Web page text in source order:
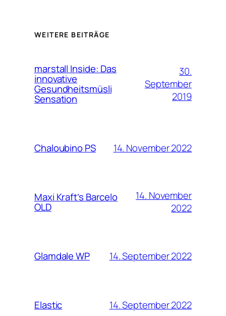
WEITERE BEITRÄGE
marstall Inside: Das
innovative
Gesundheitsmüsli
Sensation
30.
September
2019
Chaloubino PS 14. November 2022
Maxi Kraft’s Barcelo
OLD
14. November
2022
Glamdale WP 14. September 2022
Elastic 14. September 2022